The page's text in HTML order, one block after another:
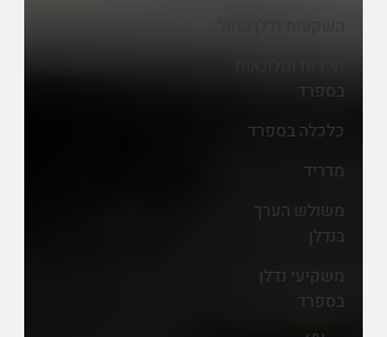
בספרד
כלכלה בספרד
מדריד
משולש הערך
בנדלן
משקיעי נדלן
בספרד